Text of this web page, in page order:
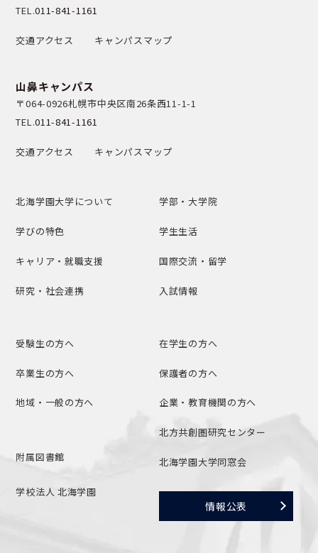
TEL.011-841-1161
交通アクセス キャンパスマップ
山鼻キャンパス
〒064-0926札幌市中央区南26条西11-1-1
TEL.011-841-1161
交通アクセス キャンパスマップ
北海学園大学について 学部・大学院
学びの特色 学生生活
キャリア・就職支援 国際交流・留学
研究・社会連携 入試情報
受験生の方へ 在学生の方へ
卒業生の方へ 保護者の方へ
地域・一般の方へ 企業・教育機関の方へ
附属図書館
北方共創圏研究センター
北海学園大学同窓会
学校法人 北海学園
情報公表